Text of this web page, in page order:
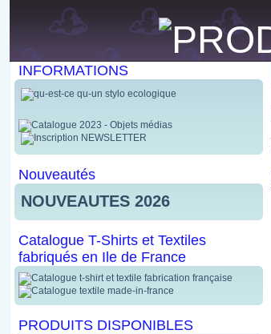
INFORMATIONS
Nouveautés
NOUVEAUTES 2026
Catalogue T-Shirts et Textiles
fabriqués en Ile de France
PRODUITS DISPONIBLES